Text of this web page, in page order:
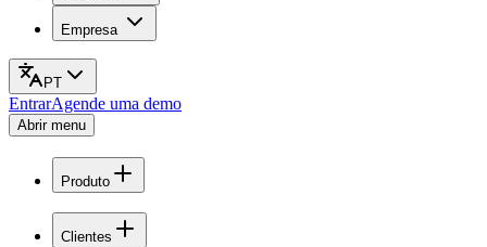
Empresa
PT
EntrarAgende uma demo
Abrir menu
Produto
Clientes